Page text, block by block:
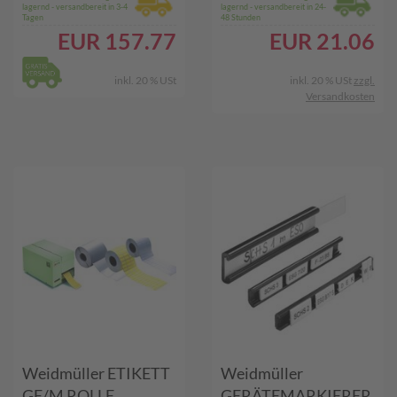
lagernd - versandbereit in 3-4
Tagen
EUR 157.77
inkl. 20 % USt
lagernd - versandbereit in 24-
48 Stunden
EUR 21.06
inkl. 20 % USt zzgl.
Versandkosten
Weidmüller ETIKETT
Weidmüller